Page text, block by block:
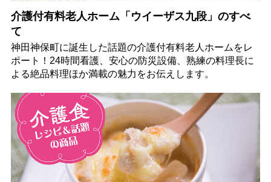
介護付有料老人ホーム「ウイーザス九段」のすべ
て
神田神保町に誕生した話題の介護付有料老人ホームをレ
ポート！24時間看護、安心の防災設備、熟練の料理長に
よる絶品料理ほか満載の魅力をお伝えします。